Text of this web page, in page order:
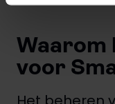
Waarom
voor